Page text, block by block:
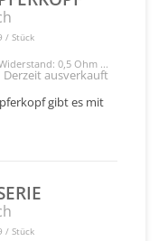
/ Stück
0,5 Ohm ...
Derzeit ausverkauft
gibt es mit
/ Stück